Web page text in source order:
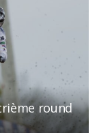
round